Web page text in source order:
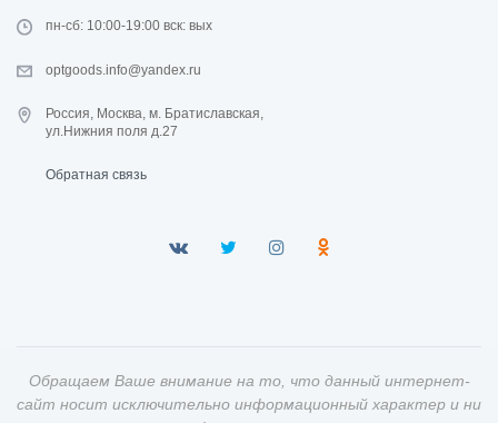
пн-сб: 10:00-19:00 вск: вых
optgoods.info@yandex.ru
Россия, Москва, м. Братиславская,
ул.Нижния поля д.27
Обратная связь
Обращаем Ваше внимание на то, что данный интернет-
сайт носит исключительно информационный характер и ни